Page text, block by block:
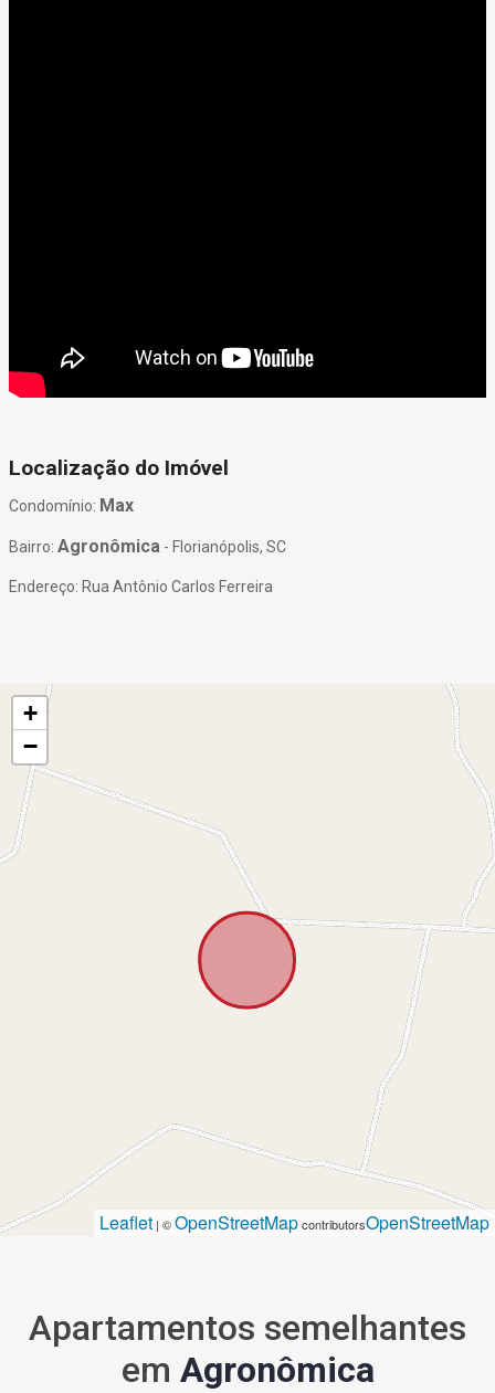
Localização do Imóvel
Condomínio: Max
Bairro: Agronômica - Florianópolis, SC
Endereço: Rua Antônio Carlos Ferreira
+
−
Leaflet | ©OpenStreetMapcontributorsOpenStreetMap
Apartamentos semelhantes
em Agronômica